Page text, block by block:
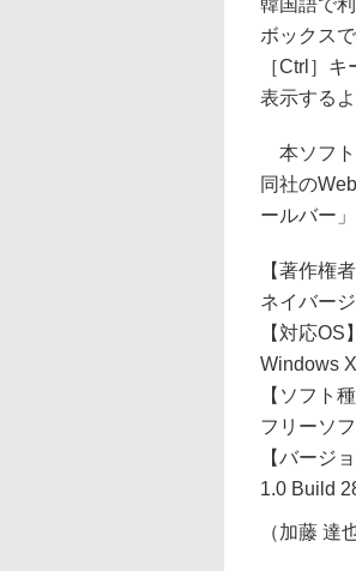
韓国語で
ボックス
［Ctrl］
表示する
本ソフト
同社の
ールバー
【著作権者
ネイバー
【対応OS】
Windows
【ソフト種
フリーソフ
【バージョ
1.0 Build
（加藤 達